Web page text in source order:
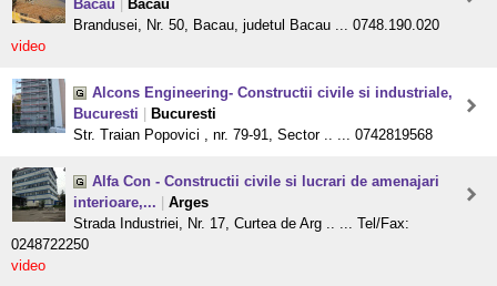
Bacau
Bacau
Brandusei, Nr. 50, Bacau, judetul Bacau ... 0748.190.020
video
Alcons Engineering- Constructii civile si industriale,
Bucuresti
Bucuresti
Str. Traian Popovici , nr. 79-91, Sector .. ... 0742819568
Alfa Con - Constructii civile si lucrari de amenajari
interioare,...
Arges
Strada Industriei, Nr. 17, Curtea de Arg .. ... Tel/Fax:
0248722250
video